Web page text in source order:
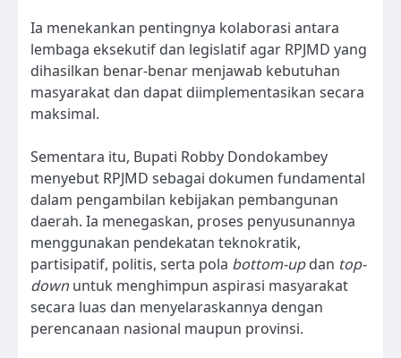
Ia menekankan pentingnya kolaborasi antara
lembaga eksekutif dan legislatif agar RPJMD yang
dihasilkan benar-benar menjawab kebutuhan
masyarakat dan dapat diimplementasikan secara
maksimal.
Sementara itu, Bupati Robby Dondokambey
menyebut RPJMD sebagai dokumen fundamental
dalam pengambilan kebijakan pembangunan
daerah. Ia menegaskan, proses penyusunannya
menggunakan pendekatan teknokratik,
partisipatif, politis, serta pola bottom-updan top-
downuntuk menghimpun aspirasi masyarakat
secara luas dan menyelaraskannya dengan
perencanaan nasional maupun provinsi.